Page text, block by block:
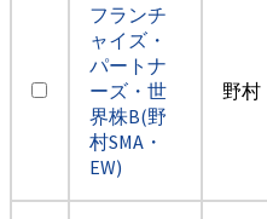
フランチ
ャイズ・
パートナ
ーズ・世
界株B(野
村SMA・
EW)
野村